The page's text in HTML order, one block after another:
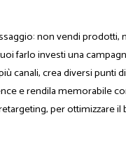
non vendi prodotti,
farlo investi una
canali, crea diversi punti
e rendila memorabile
per ottimizzare